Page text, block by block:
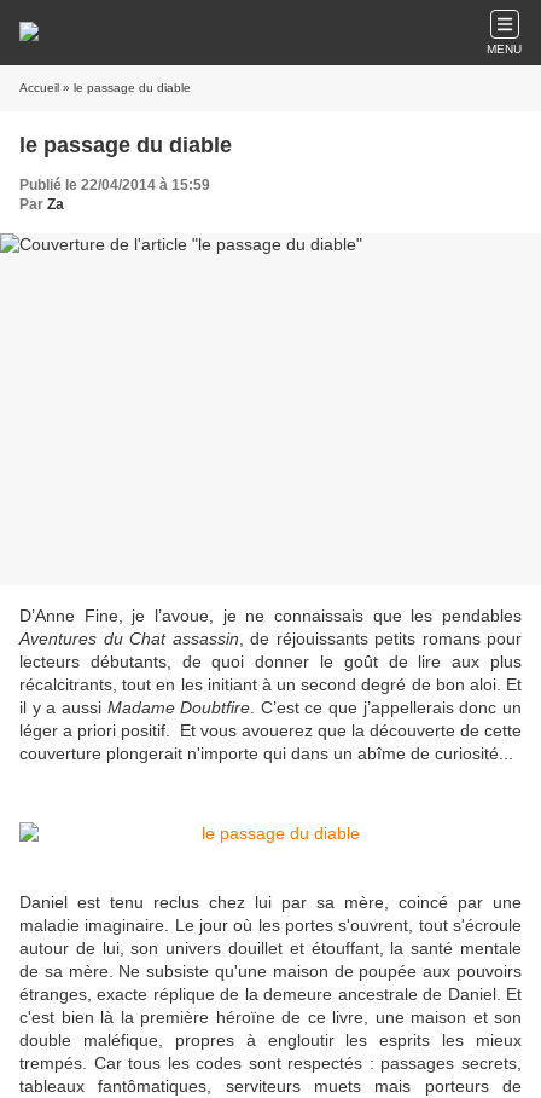
MENU
Accueil » le passage du diable
le passage du diable
Publié le 22/04/2014 à 15:59
Par Za
D’Anne Fine, je l’avoue, je ne connaissais que les pendables
Aventures du Chat assassin , de réjouissants petits romans pour
lecteurs débutants, de quoi donner le goût de lire aux plus
récalcitrants, tout en les initiant à un second degré de bon aloi. Et
il y a aussiMadame Doubtfire . C’est ce que j’appellerais donc un
léger a priori positif. Et vous avouerez que la découverte de cette
couverture plongerait n'importe qui dans un abîme de curiosité...
Daniel est tenu reclus chez lui par sa mère, coincé par une
maladie imaginaire. Le jour où les portes s'ouvrent, tout s'écroule
autour de lui,son univers douillet et étouffant, la santé mentale
de sa mère. Ne subsiste qu'une maison de poupéeaux pouvoirs
étranges , exacte réplique de la demeure ancestrale de Daniel. Et
c'est bien là la première héroïne de ce livre, une maison et son
double maléfique, propres à engloutir les esprits les mieux
trempés. Car tous les codes sont respectés : passages secrets,
tableaux fantômatiques, serviteurs muets mais porteurs de